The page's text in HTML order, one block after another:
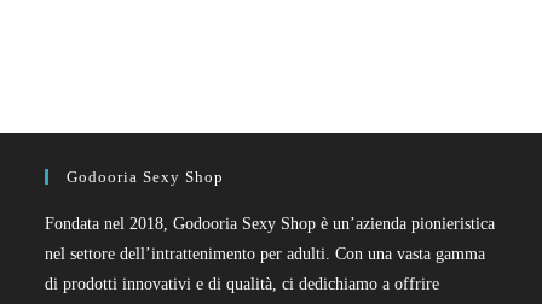
Godooria Sexy Shop
Fondata nel 2018, Godooria Sexy Shop è un’azienda pionieristica
nel settore dell’intrattenimento per adulti. Con una vasta gamma
di prodotti innovativi e di qualità, ci dedichiamo a offrire